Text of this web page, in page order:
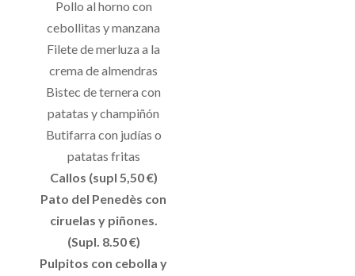
Pollo al horno con
cebollitas y manzana
Filete de merluza a la
crema de almendras
Bistec de ternera con
patatas y champiñón
Butifarra con judías o
patatas fritas
Callos (supl 5,50 €)
Pato del Penedès con
ciruelas y piñones.
(Supl. 8.50 €)
Pulpitos con cebolla y